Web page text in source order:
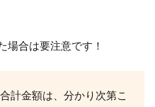
場合は要注意です！
計金額は、分かり次第こ